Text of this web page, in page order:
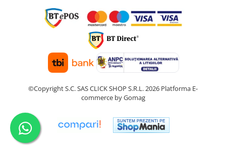
©Copyright S.C. SAS CLICK SHOP S.R.L. 2026 Platforma E-
commerce by Gomag